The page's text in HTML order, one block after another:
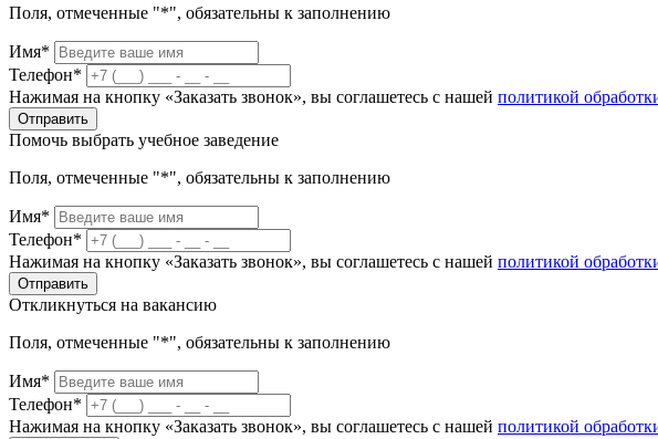
Поля, отмеченные "*", обязательны к заполнению
Имя*
Телефон*
Нажимая на кнопку «Заказать звонок», вы соглашетесь с нашей политикой
Отправить
Помочь выбрать учебное заведение
Поля, отмеченные "*", обязательны к заполнению
Имя*
Телефон*
Нажимая на кнопку «Заказать звонок», вы соглашетесь с нашей политикой
Отправить
Откликнуться на вакансию
Поля, отмеченные "*", обязательны к заполнению
Имя*
Телефон*
Нажимая на кнопку «Заказать звонок», вы соглашетесь с нашей политикой